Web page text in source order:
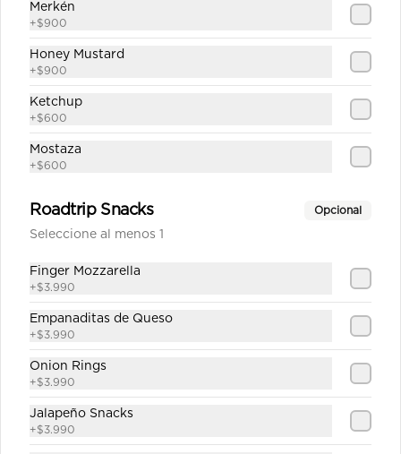
$1.890
Merkén
+$900
Honey Mustard
+$900
Ketchup
+$600
Mostaza
+$600
Roadtrip Snacks Opcional
Seleccione al menos 1
Finger Mozzarella
+$3.990
Empanaditas de Queso
+$3.990
Onion Rings
+$3.990
Jalapeño Snacks
+$3.990